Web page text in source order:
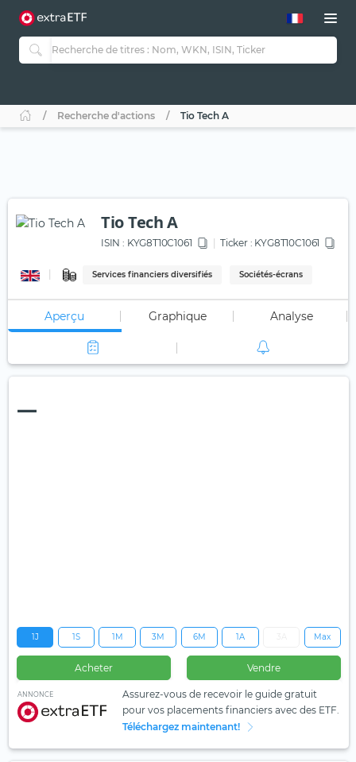
Recherche d'actions Tio Tech A
Tio Tech A
ISIN : KYG8T10C1061 Ticker : KYG8T10C1061
Services financiers diversifiés Sociétés-écrans
Aperçu Graphique Analyse
—
1J 1S 1M 3M 6M 1A Max
Acheter Vendre
ANNONCE
Assurez-vous de recevoir le guide gratuit
pour vos placements financiers avec des ETF.
Téléchargez maintenant!